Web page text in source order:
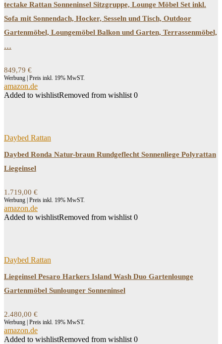
tectake Rattan Sonneninsel Sitzgruppe, Lounge Möbel Set inkl.
Sofa mit Sonnendach, Hocker, Sesseln und Tisch, Outdoor
Gartenmöbel, Loungemöbel Balkon und Garten, Terrassenmöbel,
…
849,79 €
Werbung | Preis inkl. 19% MwST.
amazon.de
Added to wishlistRemoved from wishlist 0
Daybed Rattan
Daybed Ronda Natur-braun Rundgeflecht Sonnenliege Polyrattan
Liegeinsel
1.719,00 €
Werbung | Preis inkl. 19% MwST.
amazon.de
Added to wishlistRemoved from wishlist 0
Daybed Rattan
Liegeinsel Pesaro Harkers Island Wash Duo Gartenlounge
Gartenmöbel Sunlounger Sonneninsel
2.480,00 €
Werbung | Preis inkl. 19% MwST.
amazon.de
Added to wishlistRemoved from wishlist 0